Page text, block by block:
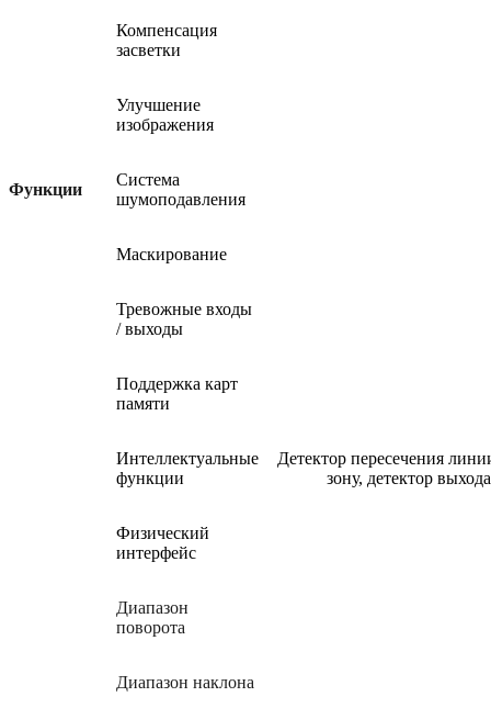
Функции
Компенсация
засветки
Улучшение
изображения
Система
шумоподавления
Маскирование
Тревожные входы
/ выходы
Поддержка карт
памяти
Интеллектуальные
функции
Детектор пересечения
зону, детектор
Физический
интерфейс
Диапазон
поворота
Диапазон наклона